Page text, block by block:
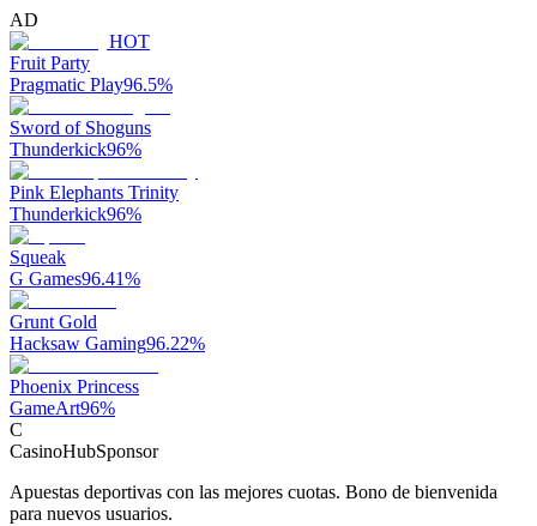
AD
HOT
Fruit Party
Pragmatic Play96.5%
Sword of Shoguns
Thunderkick96%
Pink Elephants Trinity
Thunderkick96%
Squeak
G Games96.41%
Grunt Gold
Hacksaw Gaming96.22%
Phoenix Princess
GameArt96%
C
CasinoHubSponsor
Apuestas deportivas con las mejores cuotas. Bono de bienvenida
para nuevos usuarios.